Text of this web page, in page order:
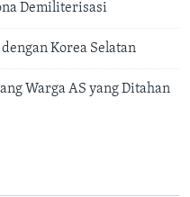
Demiliterisasi
Korea Selatan
Warga AS yang Ditahan